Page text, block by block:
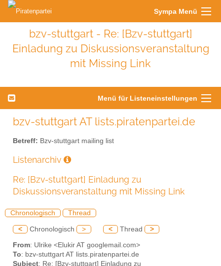
Sympa Menü
bzv-stuttgart - Re: [Bzv-stuttgart]
Einladung zu Diskussionsveranstaltung
mit Missing Link
Menü für Listeneinstellungen
bzv-stuttgart AT lists.piratenpartei.de
Betreff: Bzv-stuttgart mailing list
Listenarchiv
Re: [Bzv-stuttgart] Einladung zu
Diskussionsveranstaltung mit Missing Link
Chronologisch Thread
< Chronologisch > < Thread >
From: Ulrike <Elukir AT googlemail.com>
To: bzv-stuttgart AT lists.piratenpartei.de
Subject: Re: [Bzv-stuttgart] Einladung zu